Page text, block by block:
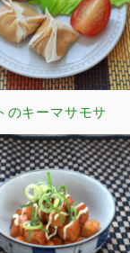
のキーマサモサ